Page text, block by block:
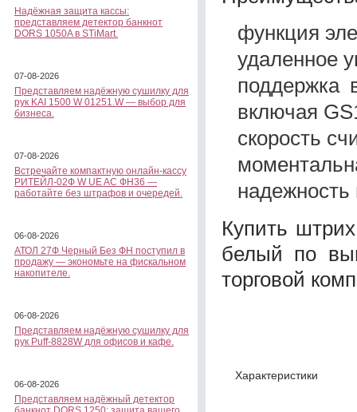
Надёжная защита кассы:
представляем детектор банкнот
DORS 1050A в STiMart.
07-08-2026
Представляем надёжную сушилку для
рук KAI 1500 W 01251.W — выбор для
бизнеса.
07-08-2026
Встречайте компактную онлайн-кассу
РИТЕЙЛ-02Ф W UE AC ФН36 —
работайте без штрафов и очередей.
06-08-2026
АТОЛ 27Ф Черный Без ФН поступил в
продажу — экономьте на фискальном
накопителе.
06-08-2026
Представляем надёжную сушилку для
рук Puff-8828W для офисов и кафе.
06-08-2026
Представляем надёжный детектор
функция
удаленное
поддержка
включая
скорость
надежность
Купить
белый по
торговой
Характеристики